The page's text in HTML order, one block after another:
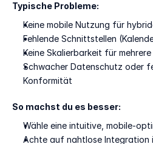
Typische Probleme:
Keine mobile Nutzung für
Fehlende Schnittstellen
Keine Skalierbarkeit für
Schwacher Datenschutz oder
Konformität
So machst du es besser:
Wähle eine intuitive, mobile-
Achte auf nahtlose Integration